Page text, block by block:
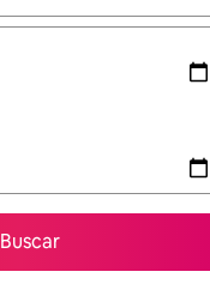
Buscar